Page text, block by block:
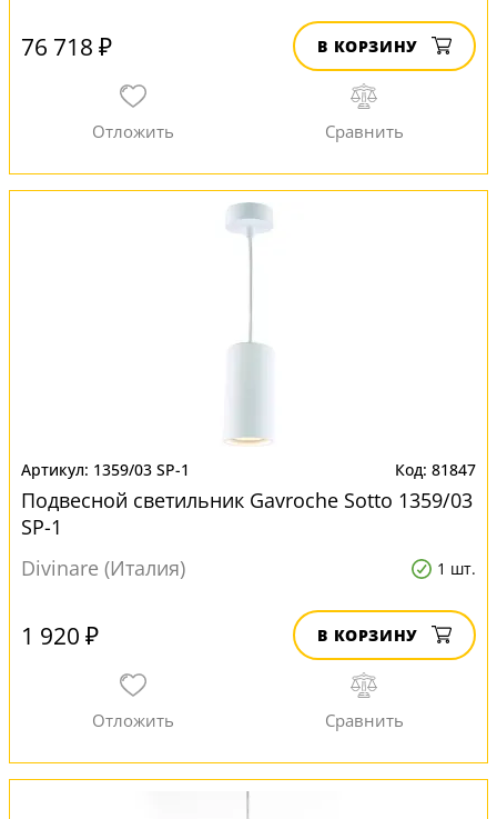
76 718 ₽ В КОРЗИНУ
1359/03 SP-1 81847
Подвесной светильник Gavroche Sotto 1359/03
SP-1
Divinare (Италия)
1 шт.
1 920 ₽ В КОРЗИНУ